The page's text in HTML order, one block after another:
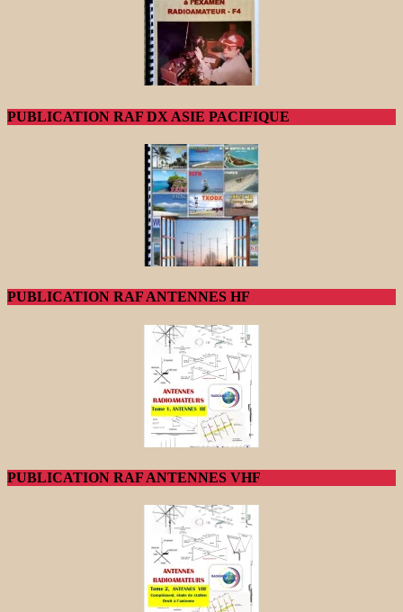
PUBLICATION RAF DX ASIE PACIFIQUE
PUBLICATION RAF ANTENNES HF
PUBLICATION RAF ANTENNES VHF